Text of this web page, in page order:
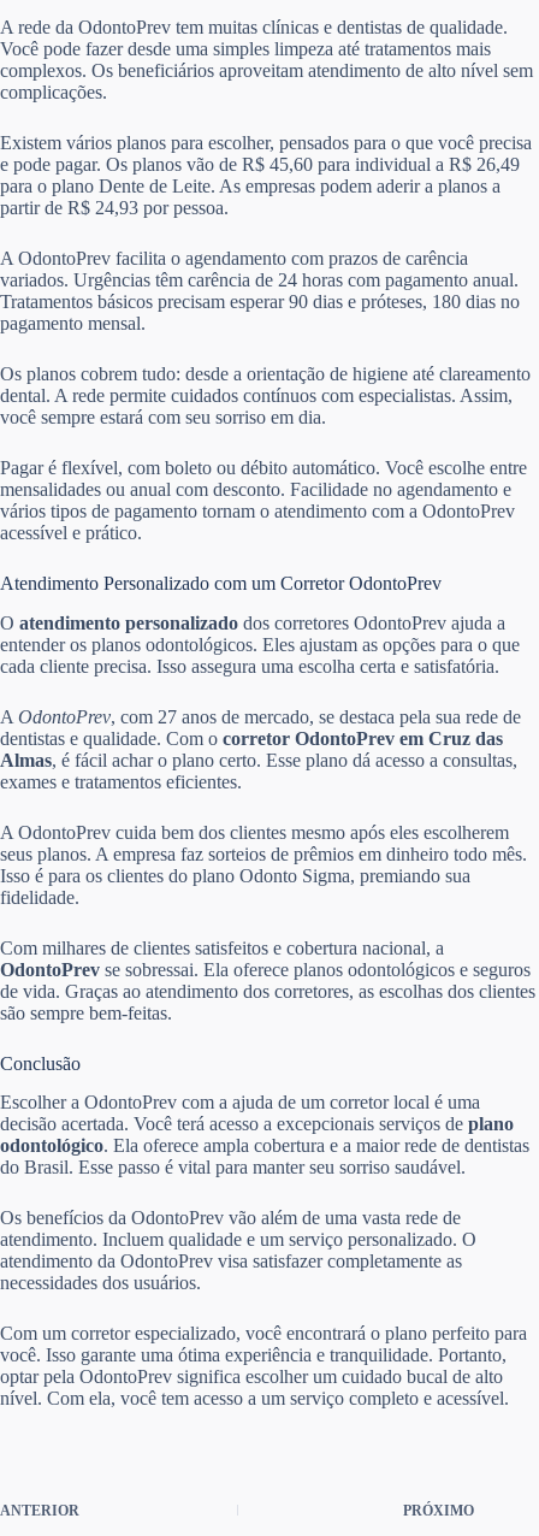
A rede da OdontoPrev tem muitas clínicas e dentistas de qualidade.
Você pode fazer desde uma simples limpeza até tratamentos mais
complexos. Os beneficiários aproveitam atendimento de alto nível sem
complicações.
Existem vários planos para escolher, pensados para o que você precisa
e pode pagar. Os planos vão de R$ 45,60 para individual a R$ 26,49
para o plano Dente de Leite. As empresas podem aderir a planos a
partir de R$ 24,93 por pessoa.
A OdontoPrev facilita o agendamento com prazos de carência
variados. Urgências têm carência de 24 horas com pagamento anual.
Tratamentos básicos precisam esperar 90 dias e próteses, 180 dias no
pagamento mensal.
Os planos cobrem tudo: desde a orientação de higiene até clareamento
dental. A rede permite cuidados contínuos com especialistas. Assim,
você sempre estará com seu sorriso em dia.
Pagar é flexível, com boleto ou débito automático. Você escolhe entre
mensalidades ou anual com desconto. Facilidade no agendamento e
vários tipos de pagamento tornam o atendimento com a OdontoPrev
acessível e prático.
Atendimento Personalizado com um Corretor OdontoPrev
O atendimento personalizado dos corretores OdontoPrev ajuda a
entender os planos odontológicos. Eles ajustam as opções para o que
cada cliente precisa. Isso assegura uma escolha certa e satisfatória.
A OdontoPrev, com 27 anos de mercado, se destaca pela sua rede de
dentistas e qualidade. Com o corretor OdontoPrev em Cruz das
Almas, é fácil achar o plano certo. Esse plano dá acesso a consultas,
exames e tratamentos eficientes.
A OdontoPrev cuida bem dos clientes mesmo após eles escolherem
seus planos. A empresa faz sorteios de prêmios em dinheiro todo mês.
Isso é para os clientes do plano Odonto Sigma, premiando sua
fidelidade.
Com milhares de clientes satisfeitos e cobertura nacional, a
OdontoPrev se sobressai. Ela oferece planos odontológicos e seguros
de vida. Graças ao atendimento dos corretores, as escolhas dos clientes
são sempre bem-feitas.
Conclusão
Escolher a OdontoPrev com a ajuda de um corretor local é uma
decisão acertada. Você terá acesso a excepcionais serviços de plano
odontológico. Ela oferece ampla cobertura e a maior rede de dentistas
do Brasil. Esse passo é vital para manter seu sorriso saudável.
Os benefícios da OdontoPrev vão além de uma vasta rede de
atendimento. Incluem qualidade e um serviço personalizado. O
atendimento da OdontoPrev visa satisfazer completamente as
necessidades dos usuários.
Com um corretor especializado, você encontrará o plano perfeito para
você. Isso garante uma ótima experiência e tranquilidade. Portanto,
optar pela OdontoPrev significa escolher um cuidado bucal de alto
nível. Com ela, você tem acesso a um serviço completo e acessível.
ANTERIOR PRÓXIMO